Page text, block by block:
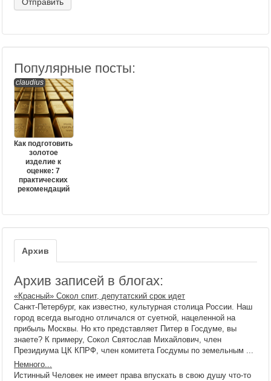
Популярные посты:
claudius
Как подготовить
золотое
изделие к
оценке: 7
практических
рекомендаций
Архив
Архив записей в блогах:
«Красный» Сокол спит, депутатский срок идет
Санкт-Петербург, как известно, культурная столица России. Наш
город всегда выгодно отличался от суетной, нацеленной на
прибыль Москвы. Но кто представляет Питер в Госдуме, вы
знаете? К примеру, Сокол Святослав Михайлович, член
Президиума ЦК КПРФ, член комитета Госдумы по земельным ...
Немного...
Истинный Человек не имеет права впускать в свою душу что-то